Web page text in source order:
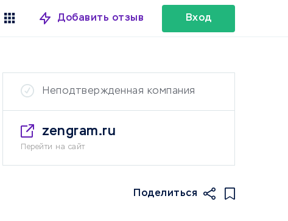
Добавить отзыв Вход
Неподтвержденная компания
zengram.ru
Перейти на сайт
Поделиться